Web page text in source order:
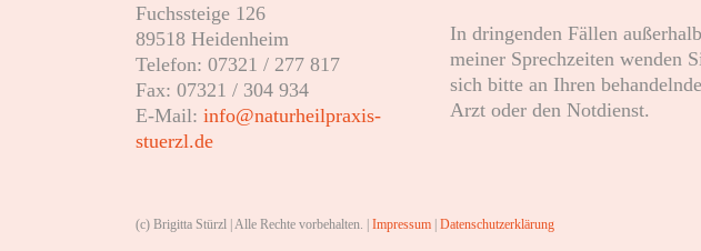
Fuchssteige 126
89518 Heidenheim
Telefon: 07321 / 277 817
Fax: 07321 / 304 934
E-Mail: info@naturheilpraxis-
stuerzl.de
In dringenden Fällen außerhalb
meiner Sprechzeiten wenden
sich bitte an Ihren
Arzt oder den Notdienst.
(c) Brigitta Stürzl | Alle Rechte vorbehalten. | Impressum | Datenschutzerklärung